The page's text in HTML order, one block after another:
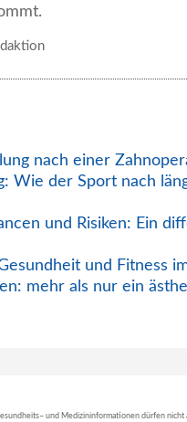
nach einer
Wie der Sport nach
und Risiken: Ein
und Fitness
mehr als nur ein
und Medizininformationen dürfen nicht